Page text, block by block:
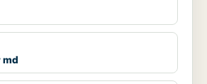
md